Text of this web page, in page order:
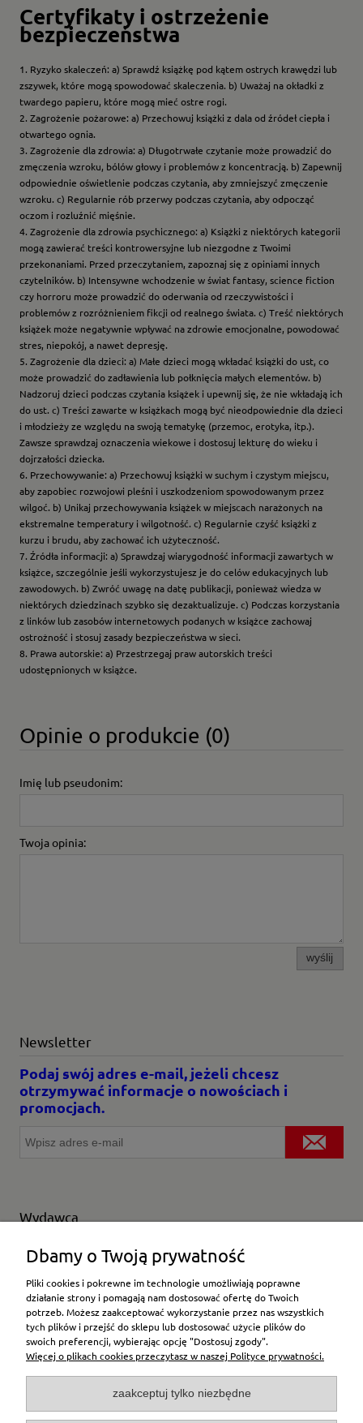
Certyfikaty i ostrzeżenie
bezpieczeństwa
1. Ryzyko skaleczeń: a) Sprawdź książkę pod kątem ostrych krawędzi lub
zszywek, które mogą spowodować skaleczenia. b) Uważaj na okładki z
twardego papieru, które mogą mieć ostre rogi.
2. Zagrożenie pożarowe: a) Przechowuj książki z dala od źródeł ciepła i
otwartego ognia.
3. Zagrożenie dla zdrowia: a) Długotrwałe czytanie może prowadzić do
zmęczenia wzroku, bólów głowy i problemów z koncentracją. b) Zapewnij
odpowiednie oświetlenie podczas czytania, aby zmniejszyć zmęczenie
wzroku. c) Regularnie rób przerwy podczas czytania, aby odpocząć
oczom i rozluźnić mięśnie.
4. Zagrożenie dla zdrowia psychicznego: a) Książki z niektórych kategorii
mogą zawierać treści kontrowersyjne lub niezgodne z Twoimi
przekonaniami. Przed przeczytaniem, zapoznaj się z opiniami innych
czytelników. b) Intensywne wchodzenie w świat fantasy, science fiction
czy horroru może prowadzić do oderwania od rzeczywistości i
problemów z rozróżnieniem fikcji od realnego świata. c) Treść niektórych
książek może negatywnie wpływać na zdrowie emocjonalne, powodować
stres, niepokój, a nawet depresję.
5. Zagrożenie dla dzieci: a) Małe dzieci mogą wkładać książki do ust, co
może prowadzić do zadławienia lub połknięcia małych elementów. b)
Nadzoruj dzieci podczas czytania książek i upewnij się, że nie wkładają ich
do ust. c) Treści zawarte w książkach mogą być nieodpowiednie dla dzieci
i młodzieży ze względu na swoją tematykę (przemoc, erotyka, itp.).
Zawsze sprawdzaj oznaczenia wiekowe i dostosuj lekturę do wieku i
dojrzałości dziecka.
6. Przechowywanie: a) Przechowuj książki w suchym i czystym miejscu,
aby zapobiec rozwojowi pleśni i uszkodzeniom spowodowanym przez
wilgoć. b) Unikaj przechowywania książek w miejscach narażonych na
ekstremalne temperatury i wilgotność. c) Regularnie czyść książki z
kurzu i brudu, aby zachować ich użyteczność.
7. Źródła informacji: a) Sprawdzaj wiarygodność informacji zawartych w
książce, szczególnie jeśli wykorzystujesz je do celów edukacyjnych lub
zawodowych. b) Zwróć uwagę na datę publikacji, ponieważ wiedza w
niektórych dziedzinach szybko się dezaktualizuje. c) Podczas korzystania
z linków lub zasobów internetowych podanych w książce zachowaj
ostrożność i stosuj zasady bezpieczeństwa w sieci.
8. Prawa autorskie: a) Przestrzegaj praw autorskich treści
udostępnionych w książce.
Opinie o produkcie (0)
Imię lub pseudonim:
Twoja opinia:
wyślij
Newsletter
Podaj swój adres e-mail, jeżeli chcesz
otrzymywać informacje o nowościach i
promocjach.
Wydawca
Wybierz producenta
Moje konto
Płatności i dostawa
Pomoc
Dbamy o Twoją prywatność
Pliki cookies i pokrewne im technologie umożliwiają poprawne
działanie strony i pomagają nam dostosować ofertę do Twoich
potrzeb. Możesz zaakceptować wykorzystanie przez nas wszystkich
tych plików i przejść do sklepu lub dostosować użycie plików do
swoich preferencji, wybierając opcję "Dostosuj zgody".
Więcej o plikach cookies przeczytasz w naszej Polityce prywatności.
zaakceptuj tylko niezbędne